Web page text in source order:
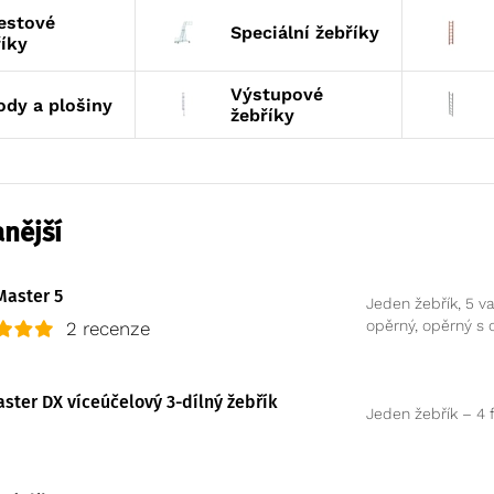
Speciální žebříky
a plošiny
Výstupové
žebříky
5
2 recenze
Jeden žebřík, 5
opěrný, opěrný s
DX víceúčelový 3-dílný žebřík
Jeden žebřík – 4